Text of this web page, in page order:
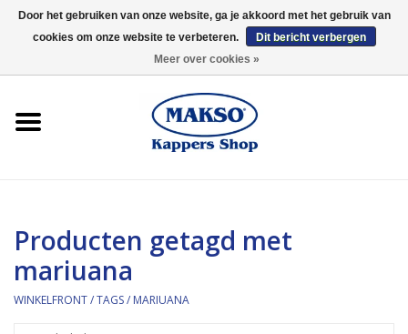
0 Artikelen - €0,00
Kaaral
360
Producten getagd met
mariuana
WINKELFRONT/TAGS/ MARIUANA
Door het gebruiken van onze website, ga je akkoord met het gebruik van
cookies om onze website te verbeteren.
Dit bericht verbergen
Meer over cookies »